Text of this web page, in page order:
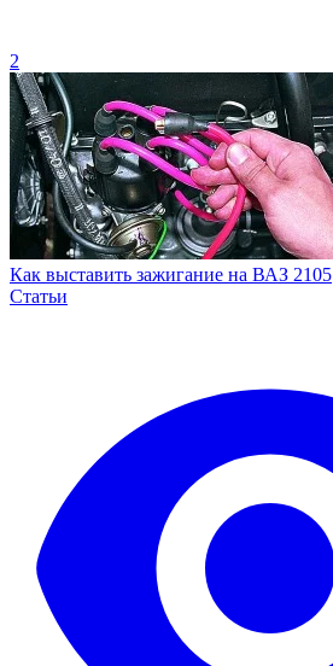
2
Как выставить зажигание на ВАЗ 2105
Статьи